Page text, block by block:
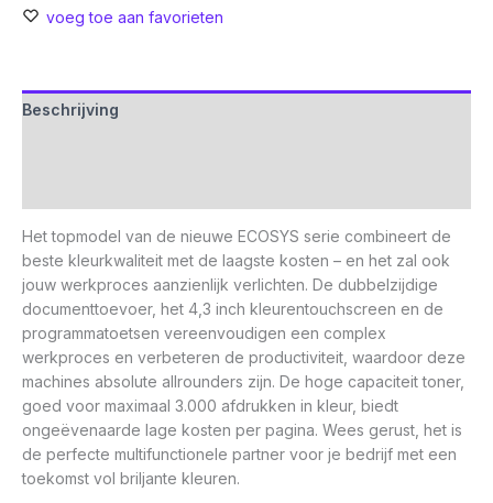
voeg toe aan favorieten
Beschrijving
Het topmodel van de nieuwe ECOSYS serie combineert de
beste kleurkwaliteit met de laagste kosten – en het zal ook
jouw werkproces aanzienlijk verlichten. De dubbelzijdige
documenttoevoer, het 4,3 inch kleurentouchscreen en de
programmatoetsen vereenvoudigen een complex
werkproces en verbeteren de productiviteit, waardoor deze
machines absolute allrounders zijn. De hoge capaciteit toner,
goed voor maximaal 3.000 afdrukken in kleur, biedt
ongeëvenaarde lage kosten per pagina. Wees gerust, het is
de perfecte multifunctionele partner voor je bedrijf met een
toekomst vol briljante kleuren.